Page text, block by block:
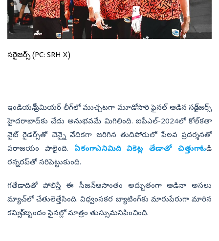
సన్‌రైజర్స్‌ (PC: SRH X)
ఇండియన్‌ ప్రీమియర్‌ లీగ్‌లో ముచ్చటగా మూడోసారి ఫైనల్‌ ఆడిన సన్‌రైజర్స్‌
హైదరాబాద్‌కు చేదు అనుభవమే మిగిలింది. ఐపీఎల్‌-2024లో కోల్‌కతా
నైట్‌ రైడర్స్‌తో చెన్నై వేదికగా జరిగిన తుదిపోరులో పేలవ ప్రదర్శనతో
పరాజయం పాలైంది. ఏకంగా ఎనిమిది వికెట్ల తేడాతో చిత్తుగా ఓడి
రన్నరప్‌తో సరిపెట్టుకుంది.
గతేడాదితో పోలిస్తే ఈ సీజన్‌ ఆసాంతం అద్భుతంగా ఆడినా అసలు
మ్యాచ్‌లో చేతులెత్తేసింది. విధ్వంసకర బ్యాటింగ్‌కు మారుపేరుగా మారిన
కమిన్స్‌ బృందం ఫైనల్లో మాత్రం తుస్సుమనిపించింది.